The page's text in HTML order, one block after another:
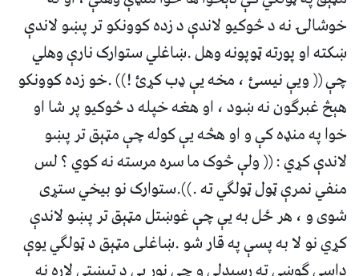
خوشالۍ نه د څوکیو لاندې د زده کوونکو تر پښو لاندې
ښکته او پورته ټوپونه وهل .ښاغلي ستوارک نارې وهلي
چې (( ویې نیسئ ، مخه یې ډب کړئ !)) .خو زده کوونکو
هېڅ غبرګون نه ښود ، او هغه خپله د څوکیو پر شا او
خوا په منډه کې و او هڅه یې کوله چې مټېق تر پښو
لاندې کړي : (( ولې څوک ما سره مرسته نه کوي ؟ لس
منفي نمرې ټول ټولګي ته .)).ستوارک نو بیخي ستړی
شوی و ، هر ځل به یې چې غوښتل مټېق تر پښو لاندې
کړي نو لا به پسې په قار شو .ښاغلی مټېق د ټولګي یوې